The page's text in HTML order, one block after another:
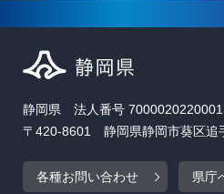
静岡県 法人番号 7000020220001
〒420-8601 静岡県静岡市葵区追
各種お問い合わせ 県庁